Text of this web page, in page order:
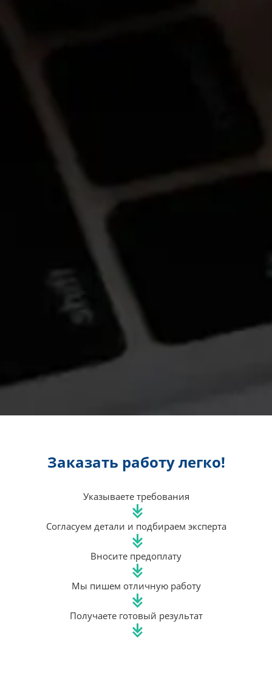
Заказать работу легко!
Указываете требования
Согласуем детали и подбираем эксперта
Вносите предоплату
Мы пишем отличную работу
Получаете готовый результат